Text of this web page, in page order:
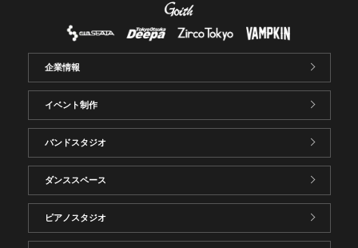
企業情報
イベント制作
バンドスタジオ
ダンススペース
ピアノスタジオ